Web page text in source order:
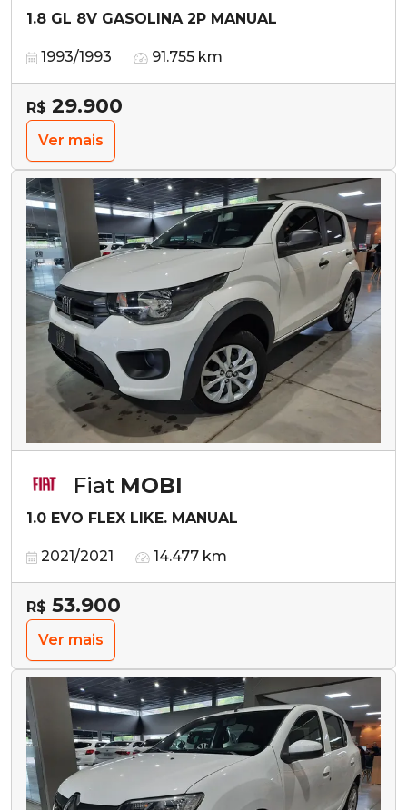
1.8 GL 8V GASOLINA 2P MANUAL
1993/1993 91.755 km
R$ 29.900
Ver mais
Fiat MOBI
1.0 EVO FLEX LIKE. MANUAL
2021/2021 14.477 km
R$ 53.900
Ver mais